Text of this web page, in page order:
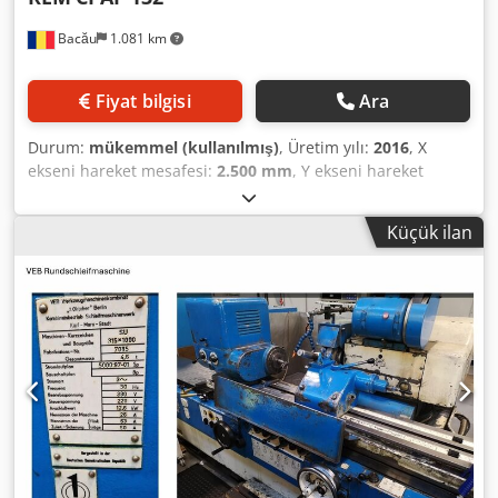
plakalar vb.
Bacău 1.081 km
Fiyat bilgisi Ara
Durum: mükemmel (kullanılmış), Üretim yılı: 2016, X
ekseni hareket mesafesi: 2.500 mm, Y ekseni hareket
, Z ekseni hareket mesafesi:
masa yükü:25.000 kg, iş mili çapı:132 mm, maksimum mil
, toplam
uzunluk:
80 mm
ekseni:10.000 mm , X ekseni ilerleme hızı:10 m/dak, Y
ekseni ilerleme hızı:
10 m/dak, Z ekseni ilerleme hızı: 10
m/dak, dönüş hızı (maks.):2 dev/dak, W ekseni hareket
mesafesi:800 mm , hızlı tablası Y ekseni: 10 m/dak, hızlı
ilerleme Z ekseni:
10 m/dak, iş parçası ağırlığı (maks.):
25.000 kg, güç: 37 kW (50,31 bg), REM CPAF 132 | CNC-
Tischbohr- und Fräsmaschine | Fanuc 31i-A Voll
funktionsfähige CNC-Horizontalbohr- und Fräsmaschine —
Küçük ilan